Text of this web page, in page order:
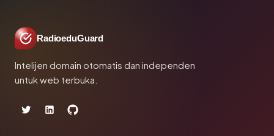
RadioeduGuard
Intelijen domain otomatis dan independen
untuk web terbuka.